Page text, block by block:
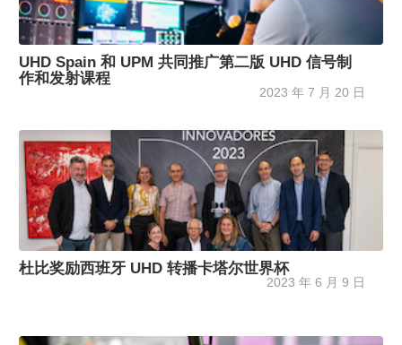
UHD Spain 和 UPM 共同推广第二版 UHD 信号制
作和发射课程
2023 年 7 月 20 日
杜比奖励西班牙 UHD 转播卡塔尔世界杯
2023 年 6 月 9 日